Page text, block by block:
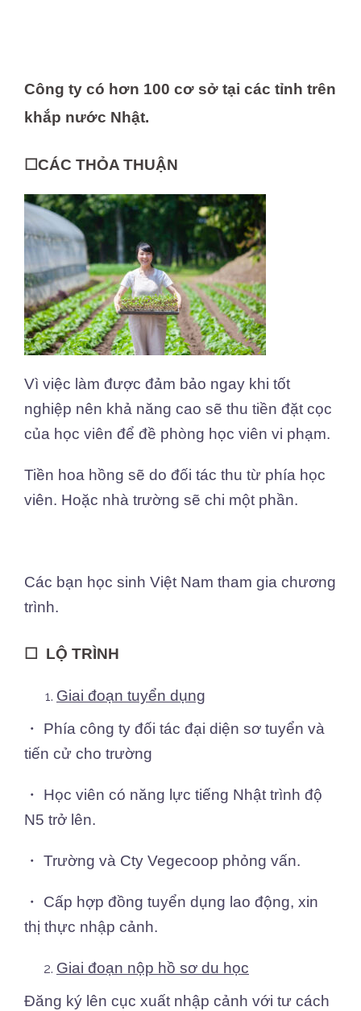
Công ty có hơn 100 cơ sở tại các tỉnh trên
khắp nước Nhật.
☐CÁC THỎA THUẬN
Vì việc làm được đảm bảo ngay khi tốt
nghiệp nên khả năng cao sẽ thu tiền đặt cọc
của học viên để đề phòng học viên vi phạm.
Tiền hoa hồng sẽ do đối tác thu từ phía học
viên. Hoặc nhà trường sẽ chi một phần.
Các bạn học sinh Việt Nam tham gia chương
trình.
☐ LỘ TRÌNH
Giai đoạn tuyển dụng
・ Phía công ty đối tác đại diện sơ tuyển và
tiến cử cho trường
・ Học viên có năng lực tiếng Nhật trình độ
N5 trở lên.
・ Trường và Cty Vegecoop phỏng vấn.
・ Cấp hợp đồng tuyển dụng lao động, xin
thị thực nhập cảnh.
Giai đoạn nộp hồ sơ du học
Đăng ký lên cục xuất nhập cảnh với tư cách